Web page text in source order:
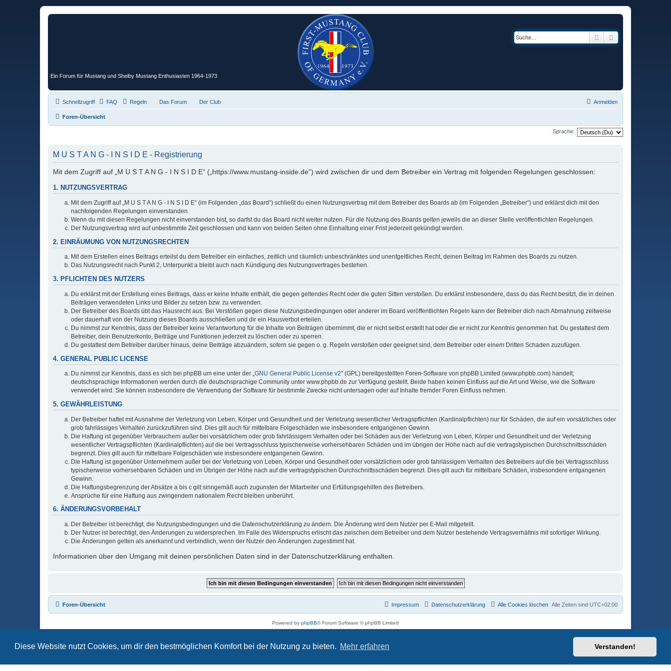
Diese Website nutzt Cookies, um dir den bestmöglichen Komfort bei der Nutzung zu bieten. Mehr erfahren Verstanden!
Ein Forum für Mustang und Shelby Mustang Enthusiasten 1964-1973
Suche
Schnellzugriff FAQ Regeln Das Forum Der Club Anmelden
Foren-Übersicht
Sprache:
M U S T A N G - I N S I D E - Registrierung
Mit dem Zugriff auf „M U S T A N G - I N S I D E“ („https://www.mustang-inside.de“) wird zwischen dir und dem Betreiber ein Vertrag mit folgenden Regelungen geschlossen:
1. NUTZUNGSVERTRAG
Mit dem Zugriff auf „M U S T A N G - I N S I D E“ (im Folgenden „das Board“) schließt du einen Nutzungsvertrag mit dem Betreiber des Boards ab (im Folgenden „Betreiber“) und erklärst dich mit den
nachfolgenden Regelungen einverstanden.
Wenn du mit diesen Regelungen nicht einverstanden bist, so darfst du das Board nicht weiter nutzen. Für die Nutzung des Boards gelten jeweils die an dieser Stelle veröffentlichten Regelungen.
Der Nutzungsvertrag wird auf unbestimmte Zeit geschlossen und kann von beiden Seiten ohne Einhaltung einer Frist jederzeit gekündigt werden.
2. EINRÄUMUNG VON NUTZUNGSRECHTEN
Mit dem Erstellen eines Beitrags erteilst du dem Betreiber ein einfaches, zeitlich und räumlich unbeschränktes und unentgeltliches Recht, deinen Beitrag im Rahmen des Boards zu nutzen.
Das Nutzungsrecht nach Punkt 2, Unterpunkt a bleibt auch nach Kündigung des Nutzungsvertrages bestehen.
3. PFLICHTEN DES NUTZERS
Du erklärst mit der Erstellung eines Beitrags, dass er keine Inhalte enthält, die gegen geltendes Recht oder die guten Sitten verstoßen. Du erklärst insbesondere, dass du das Recht besitzt, die in deinen
Beiträgen verwendeten Links und Bilder zu setzen bzw. zu verwenden.
Der Betreiber des Boards übt das Hausrecht aus. Bei Verstößen gegen diese Nutzungsbedingungen oder anderer im Board veröffentlichten Regeln kann der Betreiber dich nach Abmahnung zeitweise
oder dauerhaft von der Nutzung dieses Boards ausschließen und dir ein Hausverbot erteilen.
Du nimmst zur Kenntnis, dass der Betreiber keine Verantwortung für die Inhalte von Beiträgen übernimmt, die er nicht selbst erstellt hat oder die er nicht zur Kenntnis genommen hat. Du gestattest dem
Betreiber, dein Benutzerkonto, Beiträge und Funktionen jederzeit zu löschen oder zu sperren.
Du gestattest dem Betreiber darüber hinaus, deine Beiträge abzuändern, sofern sie gegen o. g. Regeln verstoßen oder geeignet sind, dem Betreiber oder einem Dritten Schaden zuzufügen.
4. GENERAL PUBLIC LICENSE
Du nimmst zur Kenntnis, dass es sich bei phpBB um eine unter der „GNU General Public License v2“ (GPL) bereitgestellten Foren-Software von phpBB Limited (www.phpbb.com) handelt;
deutschsprachige Informationen werden durch die deutschsprachige Community unter www.phpbb.de zur Verfügung gestellt. Beide haben keinen Einfluss auf die Art und Weise, wie die Software
verwendet wird. Sie können insbesondere die Verwendung der Software für bestimmte Zwecke nicht untersagen oder auf Inhalte fremder Foren Einfluss nehmen.
5. GEWÄHRLEISTUNG
Der Betreiber haftet mit Ausnahme der Verletzung von Leben, Körper und Gesundheit und der Verletzung wesentlicher Vertragspflichten (Kardinalpflichten) nur für Schäden, die auf ein vorsätzliches oder
grob fahrlässiges Verhalten zurückzuführen sind. Dies gilt auch für mittelbare Folgeschäden wie insbesondere entgangenen Gewinn.
Die Haftung ist gegenüber Verbrauchern außer bei vorsätzlichem oder grob fahrlässigem Verhalten oder bei Schäden aus der Verletzung von Leben, Körper und Gesundheit und der Verletzung
wesentlicher Vertragspflichten (Kardinalpflichten) auf die bei Vertragsschluss typischerweise vorhersehbaren Schäden und im übrigen der Höhe nach auf die vertragstypischen Durchschnittsschäden
begrenzt. Dies gilt auch für mittelbare Folgeschäden wie insbesondere entgangenen Gewinn.
Die Haftung ist gegenüber Unternehmern außer bei der Verletzung von Leben, Körper und Gesundheit oder vorsätzlichem oder grob fahrlässigem Verhalten des Betreibers auf die bei Vertragsschluss
typischerweise vorhersehbaren Schäden und im Übrigen der Höhe nach auf die vertragstypischen Durchschnittsschäden begrenzt. Dies gilt auch für mittelbare Schäden, insbesondere entgangenen
Gewinn.
Die Haftungsbegrenzung der Absätze a bis c gilt sinngemäß auch zugunsten der Mitarbeiter und Erfüllungsgehilfen des Betreibers.
Ansprüche für eine Haftung aus zwingendem nationalem Recht bleiben unberührt.
6. ÄNDERUNGSVORBEHALT
Der Betreiber ist berechtigt, die Nutzungsbedingungen und die Datenschutzerklärung zu ändern. Die Änderung wird dem Nutzer per E-Mail mitgeteilt.
Der Nutzer ist berechtigt, den Änderungen zu widersprechen. Im Falle des Widerspruchs erlischt das zwischen dem Betreiber und dem Nutzer bestehende Vertragsverhältnis mit sofortiger Wirkung.
Die Änderungen gelten als anerkannt und verbindlich, wenn der Nutzer den Änderungen zugestimmt hat.
Informationen über den Umgang mit deinen persönlichen Daten sind in der Datenschutzerklärung enthalten.
Foren-Übersicht Alle Zeiten sind UTC+02:00
Alle Cookies löschen
Datenschutzerklärung
Impressum
Powered by phpBB® Forum Software © phpBB Limited